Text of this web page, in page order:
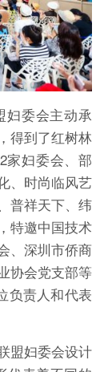
妇委会主动承
得到了红树林
家妇委会、部
、时尚临风艺
普祥天下、纬
特邀中国技术
、深圳市侨商
协会党支部等
负责人和代表
盟妇委会设计